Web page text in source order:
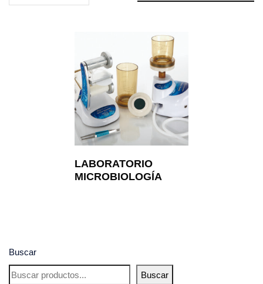
Buscar
Buscar
LABORATORIO
MICROBIOLOGÍA